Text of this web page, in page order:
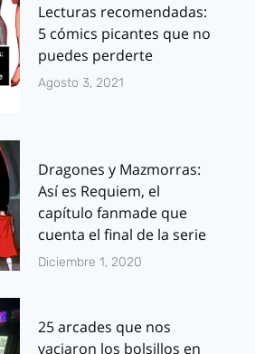
Lecturas recomendadas:
5 cómics picantes que no
puedes perderte
Agosto 3, 2021
Dragones y Mazmorras:
Así es Requiem, el
capítulo fanmade que
cuenta el final de la serie
Diciembre 1, 2020
25 arcades que nos
vaciaron los bolsillos en